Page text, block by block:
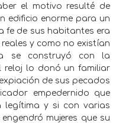
el motivo resulté de
edificio enorme para un
fe de sus habitantes era
y como no existían
se construyó con la
reloj lo donó un familiar
de sus pecados
empedernido que
legítima y si con varias
mujeres que su